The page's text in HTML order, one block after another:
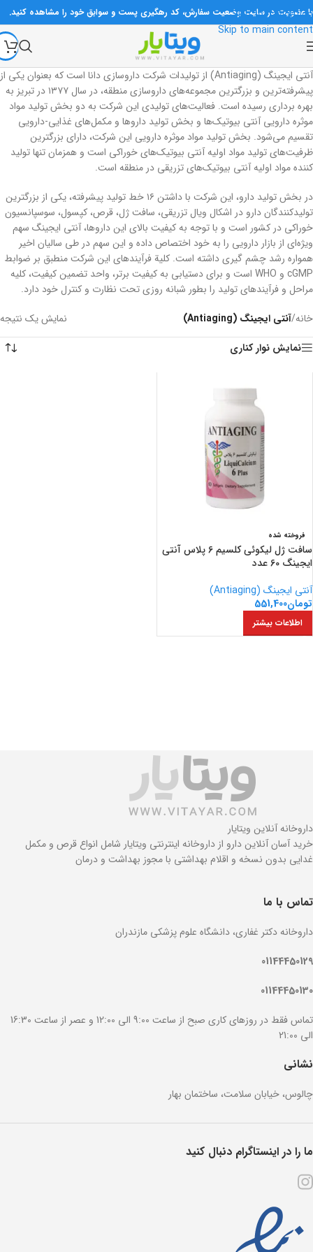
Skip to navigation
Skip to main content
تمام محصولات تاریخ‌دار ارسال می‌شوند مگر اینکه به صورت خاص ذکر شده باشد.
در صورت نیاز، در روزها و ساعات اداری با شماره‌های سایت تماس بگیرید.
با عضویت در سایت وضعیت سفارش، کد رهگیری پست و سوابق خود را مشاهده کنید.
آنتی ایجینگ (Antiaging) از تولیدات شرکت داروسازی دانا است که بعنوان یکی از
پیشرفته‌ترین و بزرگترین مجموعه‌های داروسازی منطقه، در سال ۱۳۷۷ در تبریز به
بهره برداری رسیده است. فعالیت‌های تولیدی این شرکت به دو بخش تولید مواد
موثره دارویی آنتی بیوتیک‌ها و بخش تولید داروها و مکمل‌های غذایی-دارویی
تقسیم می‌شود. بخش تولید مواد موثره دارویی این شرکت، دارای بزرگترین
ظرفیت‌های تولید مواد اولیه آنتی بیوتیک‌های خوراکی است و همزمان تنها تولید
کننده مواد اولیه آنتی بیوتیک‌های تزریقی در منطقه است.
در بخش تولید دارو، این شرکت با داشتن ۱۶ خط تولید پیشرفته، یکی از بزرگترین
تولیدکنندگان دارو در اشکال ویال تزریقی، سافت ژل، قرص، کپسول، سوسپانسیون
خوراکی در کشور است و با توجه به کیفیت بالای این داروها، آنتی ایجینگ سهم
ویژه‌ای از بازار دارویی را به خود اختصاص داده و این سهم در طی سالیان اخیر
همواره رشد چشم گیری داشته است. کلیة فرآیندهای این شرکت منطبق بر ضوابط
cGMP و WHO است و برای دستیابی به کیفیت برتر، واحد تضمین کیفیت، کلیه
مراحل و فرآیندهای تولید را بطور شبانه روزی تحت نظارت و کنترل خود دارد.​
خانه/آنتی ایجینگ (Antiaging)
نمایش یک نتیجه
نمایش نوار کناری
فروخته شده
سافت ژل لیکوئی کلسیم 6 پلاس آنتی
ایجینگ 60 عدد
آنتی ایجینگ (Antiaging)
تومان551,400
اطلاعات بیشتر
داروخانه آنلاین ویتایار
خرید آسان آنلاین دارو از داروخانه اینترنتی ویتایار شامل انواع قرص و مکمل
غدایی بدون نسخه و اقلام بهداشتی با مجوز بهداشت و درمان
تماس با ما
داروخانه دکتر غفاری، دانشگاه علوم پزشکی مازندران
01144450129
01144450130
تماس فقط در روزهای کاری صبح از ساعت 9:00 الی 12:00 و عصر از ساعت 16:30
الی 21:00
نشانی
چالوس، خیابان سلامت، ساختمان بهار
ما را در اینستاگرام دنبال کنید